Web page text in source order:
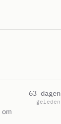
om
63 dagen
geleden